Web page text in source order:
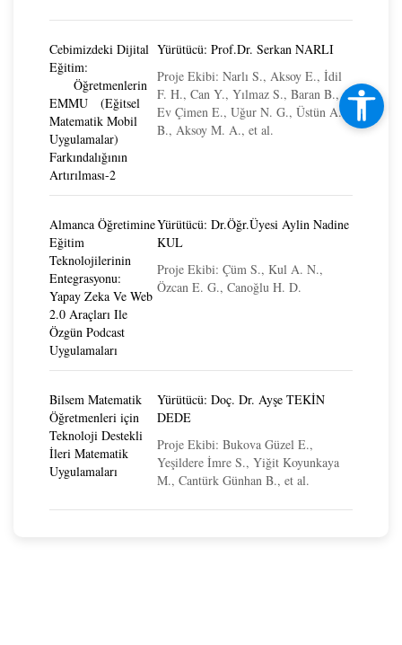
Cebimizdeki Dijital
Eğitim:
Öğretmenlerin
EMMU (Eğitsel
Matematik Mobil
Uygulamalar)
Farkındalığının
Artırılması-2
Yürütücü: Prof.Dr. Serkan NARLI
Proje Ekibi: Narlı S., Aksoy E., İdil
F. H., Can Y., Yılmaz S., Baran B.,
Ev Çimen E., Uğur N. G., Üstün A.
B., Aksoy M. A., et al.
Almanca Öğretimine
Eğitim
Teknolojilerinin
Entegrasyonu:
Yapay Zeka Ve Web
2.0 Araçları Ile
Özgün Podcast
Uygulamaları
Yürütücü: Dr.Öğr.Üyesi Aylin Nadine
KUL
Proje Ekibi: Çüm S., Kul A. N.,
Özcan E. G., Canoğlu H. D.
Bilsem Matematik
Öğretmenleri için
Teknoloji Destekli
İleri Matematik
Uygulamaları
Yürütücü: Doç. Dr. Ayşe TEKİN
DEDE
Proje Ekibi: Bukova Güzel E.,
Yeşildere İmre S., Yiğit Koyunkaya
M., Cantürk Günhan B., et al.